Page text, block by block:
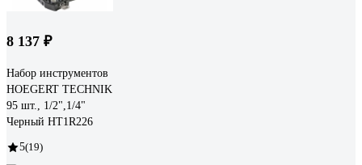
8 137 ₽
Набор инструментов
HOEGERT TECHNIK
95 шт., 1/2",1/4"
Черный HT1R226
5(19)